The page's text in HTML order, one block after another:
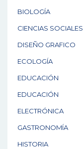
BIOLOGÍA
CIENCIAS SOCIALES
DISEÑO GRAFICO
ECOLOGÍA
EDUCACIÓN
EDUCACIÓN
ELECTRÓNICA
GASTRONOMÍA
HISTORIA